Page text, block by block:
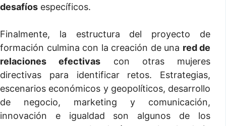
desafíos específicos.
Finalmente, la estructura del proyecto de
formación culmina con la creación de una red de
relaciones efectivas con otras mujeres
directivas para identificar retos. Estrategias,
escenarios económicos y geopolíticos, desarrollo
de negocio, marketing y comunicación,
innovación e igualdad son algunos de los